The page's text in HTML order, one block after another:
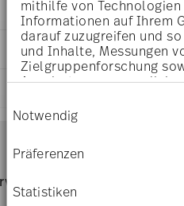
mithilfe von
Informationen auf Ihrem
darauf zuzugreifen und
und Inhalte, Messungen
Zielgruppenforschung
Angeboten zu
Sie können Ihre
Cookie-Erklärung oder
Privacy Trigger Symbol
Informationen
Notwendig
Präferenzen
Statistiken
Bloom
Scarlet
Porcelain
Scarlet
10590-
CN
DIMENSIONS
16,90 cm
16,90 cm
16,90 cm
CARE AND SAFETY
SHIPPING AND RETURNS